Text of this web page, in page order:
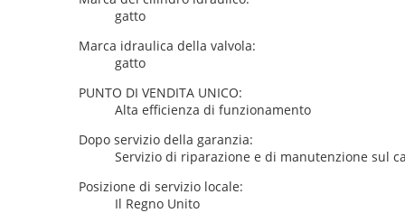
gatto
Marca idraulica della valvola:
gatto
PUNTO DI VENDITA UNICO:
Alta efficienza di funzionamento
Dopo servizio della garanzia:
Servizio di riparazione e di manutenzione sul
Posizione di servizio locale:
Il Regno Unito